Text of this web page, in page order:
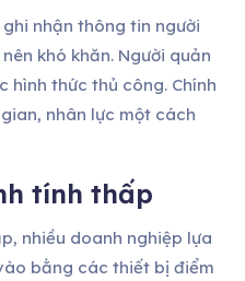
nhận thông tin người
khó khăn. Người quản
hình thức thủ công. Chính
nhân lực một cách
tính thấp
nhiều doanh nghiệp lựa
bằng các thiết bị điểm